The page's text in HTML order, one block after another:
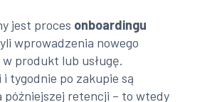
jest proces onboardingu
wprowadzenia nowego
produkt lub usługę.
tygodnie po zakupie są
późniejszej retencji – to wtedy